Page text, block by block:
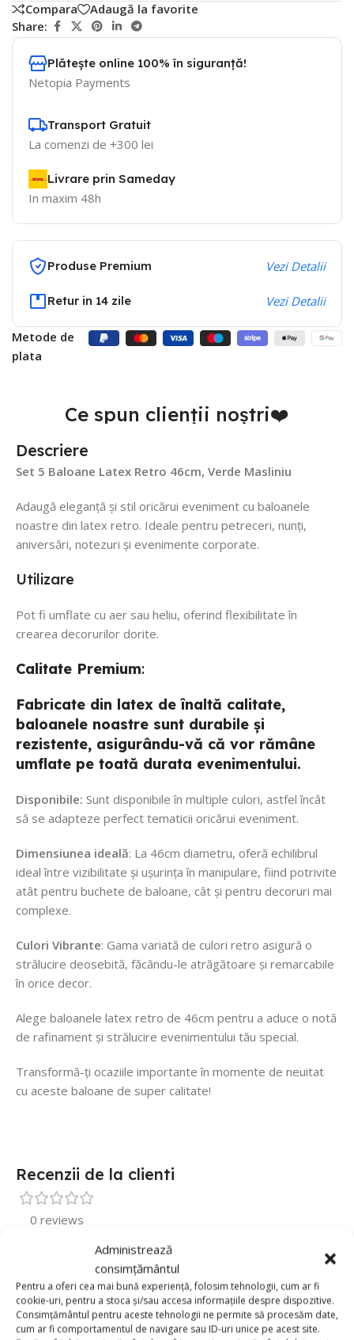
Administrează
consimțământul
Pentru a oferi cea mai bună experiență, folosim tehnologii, cum ar fi
cookie-uri, pentru a stoca și/sau accesa informațiile despre dispozitive.
Consimțământul pentru aceste tehnologii ne permite să procesăm date,
cum ar fi comportamentul de navigare sau ID-uri unice pe acest site.
Compara
Adaugă la favorite
Share:
Plătește online 100% în siguranță!
Netopia Payments
Transport Gratuit
La comenzi de +300 lei
Livrare prin Sameday
In maxim 48h
Produse Premium Vezi Detalii
Retur in 14 zile Vezi Detalii
Metode de
plata
Ce spun clienții noștri❤️
Descriere
Set 5 Baloane Latex Retro 46cm, Verde Masliniu
Adaugă eleganță și stil oricărui eveniment cu baloanele
noastre din latex retro. Ideale pentru petreceri, nunți,
aniversări, notezuri și evenimente corporate.
Utilizare
Pot fi umflate cu aer sau heliu, oferind flexibilitate în
crearea decorurilor dorite.
Calitate Premium:
Fabricate din latex de înaltă calitate,
baloanele noastre sunt durabile și
rezistente, asigurându-vă că vor rămâne
umflate pe toată durata evenimentului.
Disponibile: Sunt disponibile în multiple culori, astfel încât
să se adapteze perfect tematicii oricărui eveniment.
Dimensiunea ideală: La 46cm diametru, oferă echilibrul
ideal între vizibilitate și ușurința în manipulare, fiind potrivite
atât pentru buchete de baloane, cât și pentru decoruri mai
complexe.
Culori Vibrante: Gama variată de culori retro asigură o
strălucire deosebită, făcându-le atrăgătoare și remarcabile
în orice decor.
Alege baloanele latex retro de 46cm pentru a aduce o notă
de rafinament și strălucire evenimentului tău special.
Transformă-ți ocaziile importante în momente de neuitat
cu aceste baloane de super calitate!
Recenzii de la clienti
0 reviews
0
0
0
0